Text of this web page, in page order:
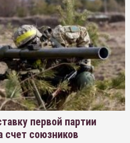
первой партии
счет союзников